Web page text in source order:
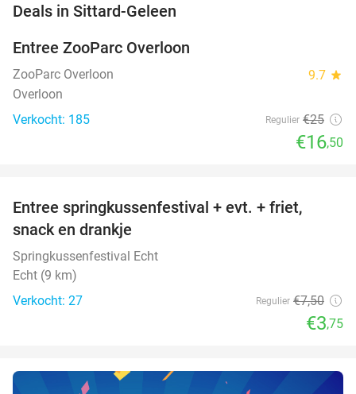
Deals in Sittard-Geleen
TODAY
Entree ZooParc Overloon
ZooParc Overloon 9.7 star
Overloon
Verkocht: 185
Regulier €25
€16,50
TODAY
Entree springkussenfestival + evt. + friet,
snack en drankje
Springkussenfestival Echt
Echt (9 km)
Verkocht: 27
Regulier €7,50
€3,75